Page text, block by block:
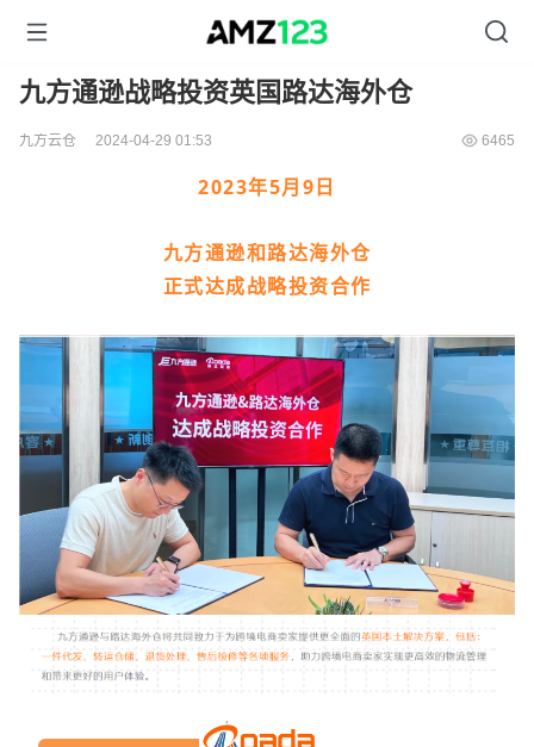
九方通逊战略投资英国路达海外仓
九方云仓 2024-04-29 01:53 6465
2023年5月9日
九方通逊和路达海外仓
正式达成战略投资合作